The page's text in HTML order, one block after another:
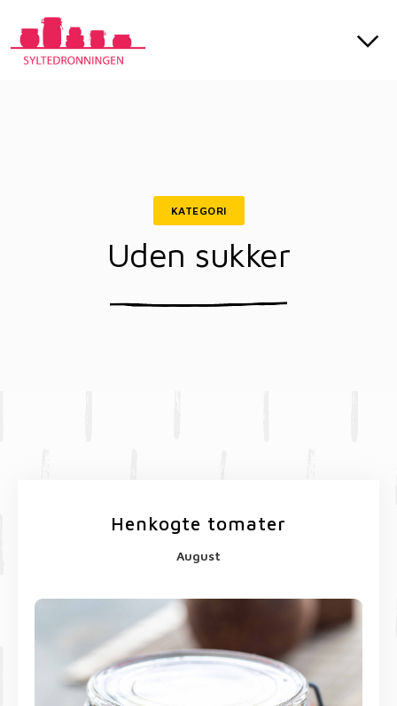
KATEGORI
Uden sukker
Henkogte tomater
August